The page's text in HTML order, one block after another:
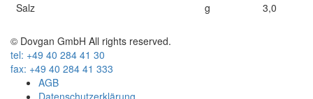
Salz
g 3,0
© Dovgan GmbH All rights reserved.
tel: +49 40 284 41 30
fax: +49 40 284 41 333
AGB